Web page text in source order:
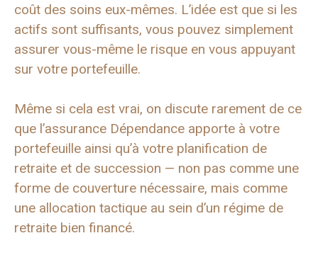
coût des soins eux-mêmes. L’idée est que si les
actifs sont suffisants, vous pouvez simplement
assurer vous-même le risque en vous appuyant
sur votre portefeuille.
Même si cela est vrai, on discute rarement de ce
que l’assurance Dépendance apporte à votre
portefeuille ainsi qu’à votre planification de
retraite et de succession — non pas comme une
forme de couverture nécessaire, mais comme
une allocation tactique au sein d’un régime de
retraite bien financé.